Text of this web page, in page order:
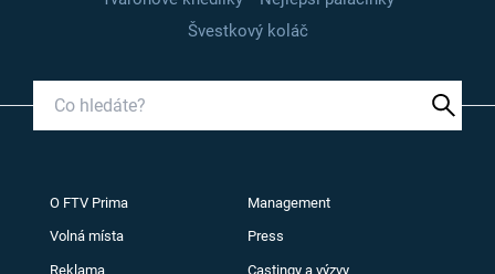
Švestkový koláč
O FTV Prima Management
Volná místa Press
Reklama Castingy a výzvy